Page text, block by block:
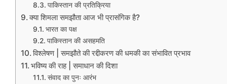
पाकिस्तान की प्रतिक्रिया
क्या शिमला समझौता आज भी प्रासंगिक है?
भारत का पक्ष
पाकिस्तान की असहमति
विश्लेषण | समझौते की रद्दीकरण की धमकी का संभावित प्रभाव
भविष्य की राह | समाधान की दिशा
संवाद का पुनः आरंभ